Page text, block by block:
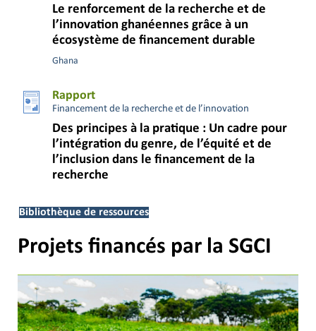
Le renforcement de la recherche et de
l’innovation ghanéennes grâce à un
écosystème de financement durable
Ghana
Rapport
Financement de la recherche et de l’innovation
Des principes à la pratique : Un cadre pour
l’intégration du genre, de l’équité et de
l’inclusion dans le financement de la
recherche
Bibliothèque de ressources
Projets financés par la SGCI